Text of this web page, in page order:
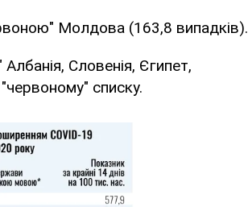
Молдова (163,8 випадків).
Словенія, Єгипет,
списку.